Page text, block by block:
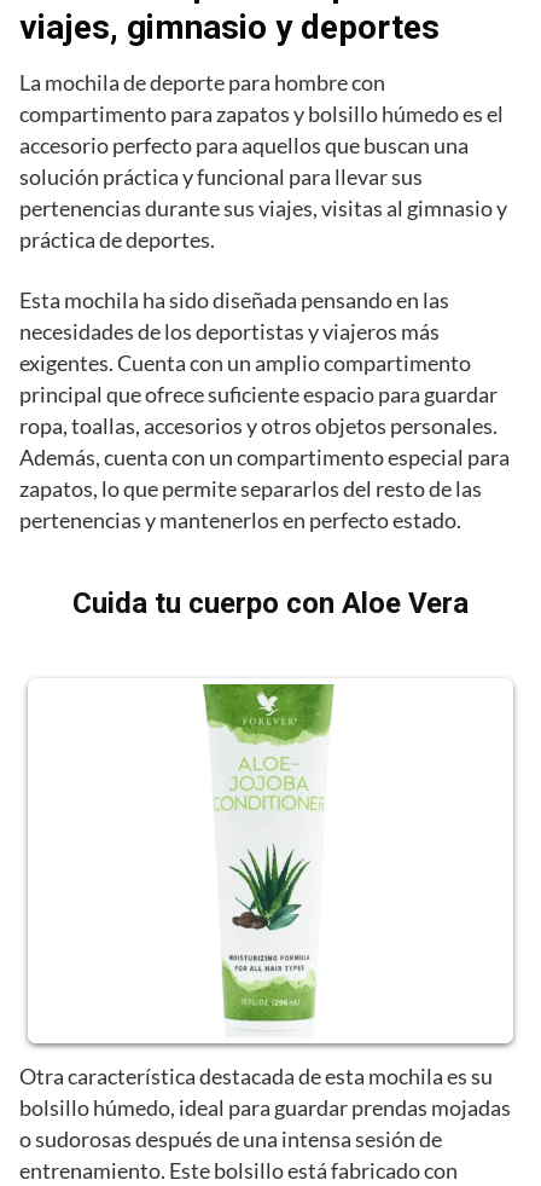
viajes, gimnasio y deportes
La mochila de deporte para hombre con
compartimento para zapatos y bolsillo húmedo es el
accesorio perfecto para aquellos que buscan una
solución práctica y funcional para llevar sus
pertenencias durante sus viajes, visitas al gimnasio y
práctica de deportes.
Esta mochila ha sido diseñada pensando en las
necesidades de los deportistas y viajeros más
exigentes. Cuenta con un amplio compartimento
principal que ofrece suficiente espacio para guardar
ropa, toallas, accesorios y otros objetos personales.
Además, cuenta con un compartimento especial para
zapatos, lo que permite separarlos del resto de las
pertenencias y mantenerlos en perfecto estado.
Cuida tu cuerpo con Aloe Vera
Otra característica destacada de esta mochila es su
bolsillo húmedo, ideal para guardar prendas mojadas
o sudorosas después de una intensa sesión de
entrenamiento. Este bolsillo está fabricado con